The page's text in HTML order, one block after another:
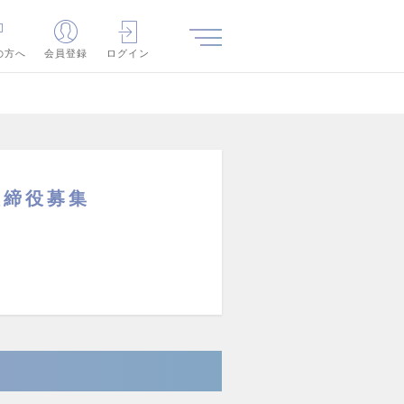
方へ 会員登録 ログイン
役募集